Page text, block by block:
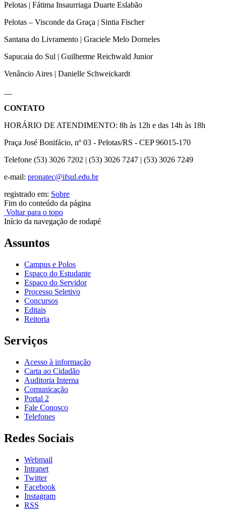
Pelotas | Fátima Insaurriaga Duarte Eslabão
Pelotas – Visconde da Graça | Sintia Fischer
Santana do Livramento | Graciele Melo Dorneles
Sapucaia do Sul | Guilherme Reichwald Junior
Venâncio Aires | Danielle Schweickardt
CONTATO
HORÁRIO DE ATENDIMENTO: 8h às 12h e das 14h às 18h
Praça José Bonifácio, nº 03 - Pelotas/RS - CEP 96015-170
Telefone (53) 3026 7202 | (53) 3026 7247 | (53) 3026 7249
e-mail: pronatec@ifsul.edu.br
registrado em: Sobre
Fim do conteúdo da página
Voltar para o topo
Início da navegação de rodapé
Assuntos
Campus e Polos
Espaço do Estudante
Espaço do Servidor
Processo Seletivo
Concursos
Editais
Reitoria
Serviços
Acesso à informação
Carta ao Cidadão
Auditoria Interna
Comunicação
Portal 2
Fale Conosco
Telefones
Redes Sociais
Webmail
Intranet
Twitter
Facebook
Instagram
RSS